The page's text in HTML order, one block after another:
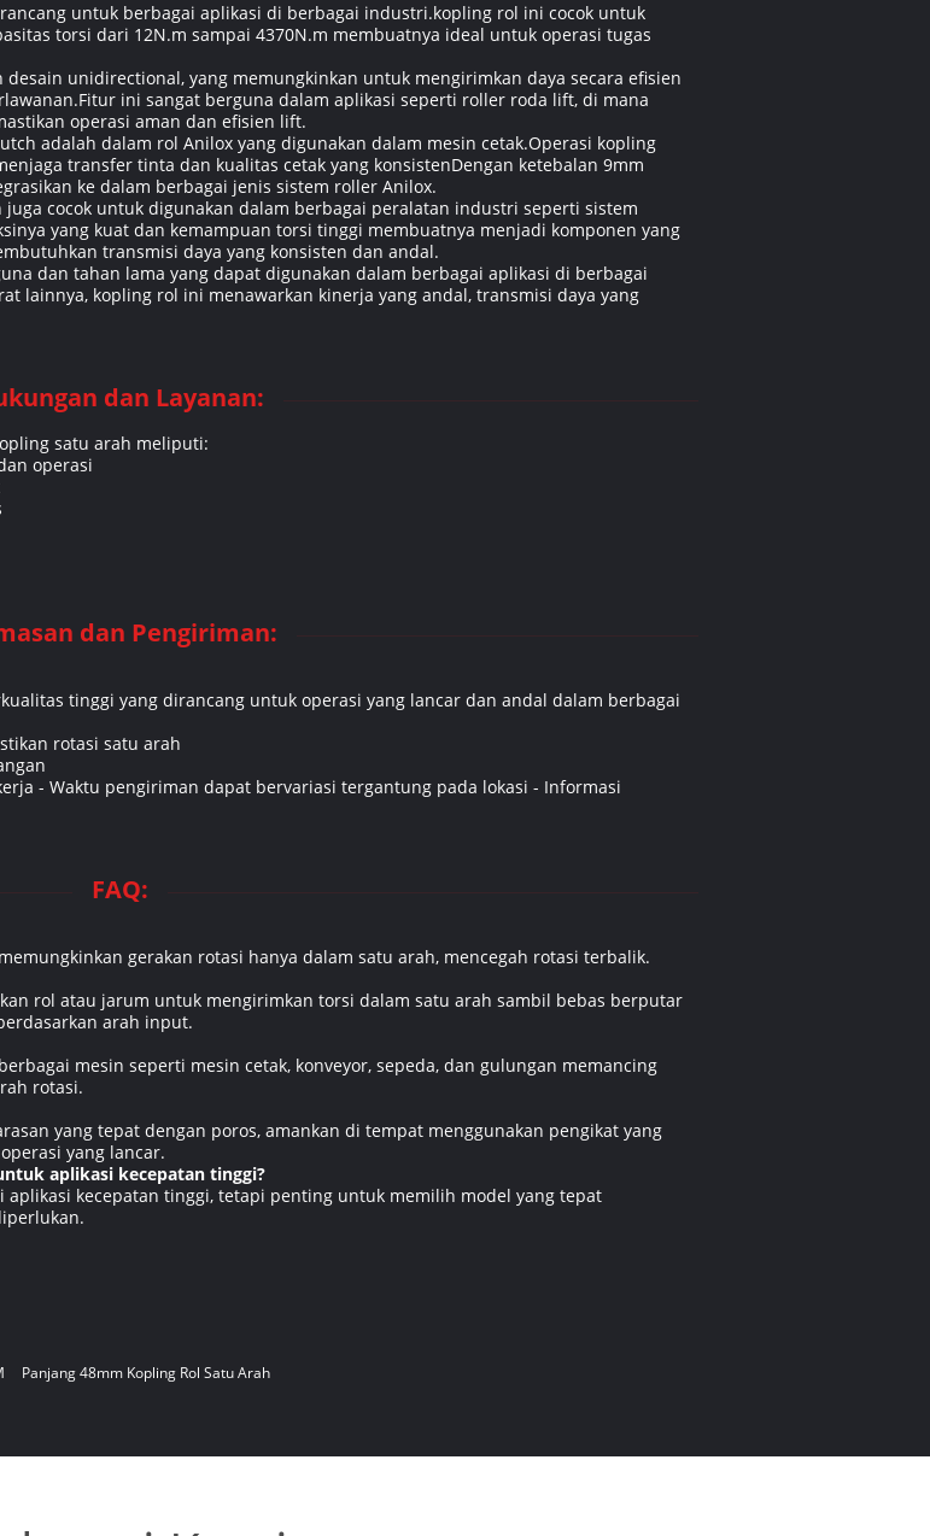
untuk berbagai aplikasi di berbagai industri.kopling rol ini cocok untuk
torsi dari 12N.m sampai 4370N.m membuatnya ideal untuk operasi tugas
unidirectional, yang memungkinkan untuk mengirimkan daya secara efisien
ini sangat berguna dalam aplikasi seperti roller roda lift, di mana
operasi aman dan efisien lift.
adalah dalam rol Anilox yang digunakan dalam mesin cetak.Operasi kopling
transfer tinta dan kualitas cetak yang konsistenDengan ketebalan 9mm
ke dalam berbagai jenis sistem roller Anilox.
juga cocok untuk digunakan dalam berbagai peralatan industri seperti sistem
yang kuat dan kemampuan torsi tinggi membuatnya menjadi komponen yang
transmisi daya yang konsisten dan andal.
dan tahan lama yang dapat digunakan dalam berbagai aplikasi di berbagai
lainnya, kopling rol ini menawarkan kinerja yang andal, transmisi daya yang
dan Layanan:
satu arah meliputi:
operasi
dan Pengiriman:
tinggi yang dirancang untuk operasi yang lancar dan andal dalam berbagai
rotasi satu arah
- Waktu pengiriman dapat bervariasi tergantung pada lokasi - Informasi
FAQ:
gerakan rotasi hanya dalam satu arah, mencegah rotasi terbalik.
rol atau jarum untuk mengirimkan torsi dalam satu arah sambil bebas berputar
arah input.
mesin seperti mesin cetak, konveyor, sepeda, dan gulungan memancing
rotasi.
yang tepat dengan poros, amankan di tempat menggunakan pengikat yang
yang lancar.
aplikasi kecepatan tinggi?
aplikasi kecepatan tinggi, tetapi penting untuk memilih model yang tepat
Panjang 48mm Kopling Rol Satu Arah